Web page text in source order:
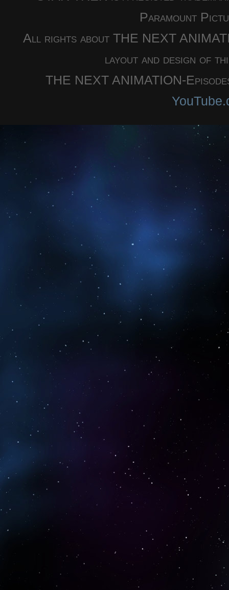
Paramount
All rights about THE NEXT
layout and design of
THE NEXT ANIMATION-